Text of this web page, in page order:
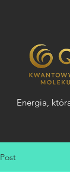
Energia,
Post